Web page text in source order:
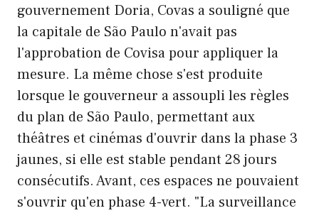
gouvernement Doria, Covas a souligné que
la capitale de São Paulo n'avait pas
l'approbation de Covisa pour appliquer la
mesure. La même chose s'est produite
lorsque le gouverneur a assoupli les règles
du plan de São Paulo, permettant aux
théâtres et cinémas d'ouvrir dans la phase 3
jaunes, si elle est stable pendant 28 jours
consécutifs. Avant, ces espaces ne pouvaient
s'ouvrir qu'en phase 4-vert. "La surveillance